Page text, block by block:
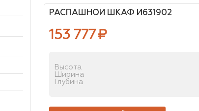
РАСПАШНОЙ ШКАФ И631902
153 777₽
Высота
Ширина
Глубина